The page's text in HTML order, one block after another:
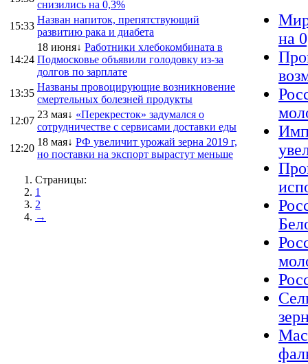
снизились на 0,3%
15:33
Назван напиток, препятствующий
развитию рака и диабета
14:24
18 июня↓ Работники хлебокомбината в
Подмосковье объявили голодовку из-за
долгов по зарплате
13:35
Названы провоцирующие возникновение
смертельных болезней продукты
12:07
23 мая↓ «Перекресток» задумался о
сотрудничестве с сервисами доставки еды
12:20
18 мая↓ РФ увеличит урожай зерна 2019 г,
но поставки на экспорт вырастут меньше
Страницы:
1
2
→
на